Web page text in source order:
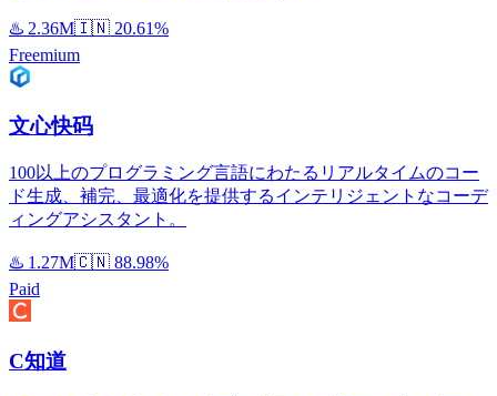
♨️ 2.36M🇮🇳 20.61%
Freemium
文心快码
100以上のプログラミング言語にわたるリアルタイムのコー
ド生成、補完、最適化を提供するインテリジェントなコーデ
ィングアシスタント。
♨️ 1.27M🇨🇳 88.98%
Paid
C知道